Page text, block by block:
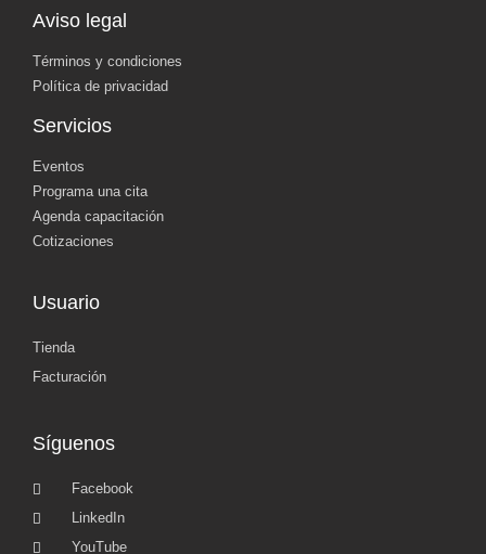
Aviso legal
Términos y condiciones
Política de privacidad
Servicios
Eventos
Programa una cita
Agenda capacitación
Cotizaciones
Usuario
Tienda
Facturación
Síguenos
Facebook
LinkedIn
YouTube